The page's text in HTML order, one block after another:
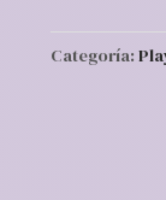
Categoría: